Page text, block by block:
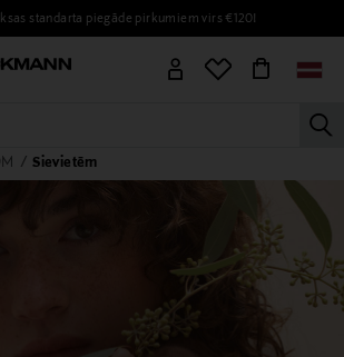
standarta piegāde pirkumiem virs €120!
VĪRIEŠIEM
Sievietēm